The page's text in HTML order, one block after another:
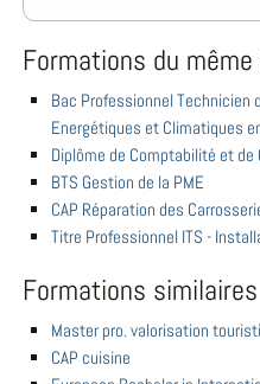
Formations du
Bac Professionnel Technicien
Energétiques et Climatiques
Diplôme de Comptabilité et de
BTS Gestion de la PME
CAP Réparation des
Titre Professionnel ITS -
Formations
Master pro. valorisation
CAP cuisine